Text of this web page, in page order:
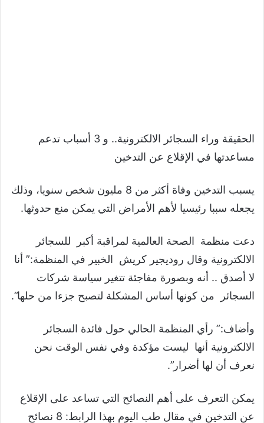
الحقيقة وراء السجائر الالكترونية.. و 3 أسباب تدعم
مساعدتها في الإقلاع عن التدخين
يسبب التدخين وفاة أكثر من 8 مليون شخص سنويا، وذلك
يجعله سببا رئيسيا لأهم الأمراض التي يمكن منع حدوثها.
دعت منظمة الصحة العالمية لمراقبة أكبر للسجائر
الالكترونية وقال روديجير كريش الخبير في المنظمة:” أنا
لا أصدق .. أنه وبصورة مفاجئة تتغير سياسة شركات
السجائر من كونها أساس المشكلة لتصبح جزءا من حلها”.
وأضاف:” رأي المنظمة الحالي حول فائدة السجائر
الالكترونية أنها ليست مؤكدة وفي نفس الوقت نحن
نعرف أن لها أضرار”.
يمكن التعرف على أهم النصائح التي تساعد على الإقلاع
عن التدخين في مقال طب اليوم بهذا الرابط: 8 نصائح